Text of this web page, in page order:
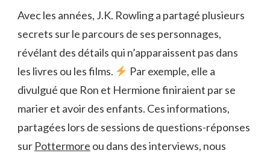
Avec les années, J.K. Rowling a partagé plusieurs
secrets sur le parcours de ses personnages,
révélant des détails qui n’apparaissent pas dans
les livres ou les films.
Par exemple, elle a
divulgué que Ron et Hermione finiraient par se
marier et avoir des enfants. Ces informations,
partagées lors de sessions de questions-réponses
sur Pottermore ou dans des interviews, nous